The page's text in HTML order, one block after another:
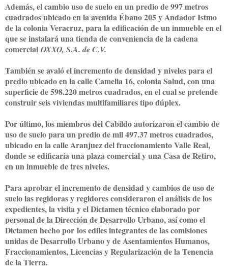
Además, el cambio uso de suelo en un predio de 997 metros
cuadrados ubicado en la avenida Ébano 205 y Andador Istmo
de la colonia Veracruz, para la edificación de un inmueble en el
que se instalará una tienda de conveniencia de la cadena
comercial OXXO, S.A. de C.V.
También se avaló el incremento de densidad y niveles para el
predio ubicado en la calle Camelia 16, colonia Salud, con una
superficie de 598.220 metros cuadrados, en el cual se pretende
construir seis viviendas multifamiliares tipo dúplex.
Por último, los miembros del Cabildo autorizaron el cambio de
uso de suelo para un predio de mil 497.37 metros cuadrados,
ubicado en la calle Aranjuez del fraccionamiento Valle Real,
donde se edificaría una plaza comercial y una Casa de Retiro,
en un inmueble de tres niveles.
Para aprobar el incremento de densidad y cambios de uso de
suelo las regidoras y regidores consideraron el análisis de los
expedientes, la visita y el Dictamen técnico elaborado por
personal de la Dirección de Desarrollo Urbano, así como el
Dictamen hecho por los ediles integrantes de las comisiones
unidas de Desarrollo Urbano y de Asentamientos Humanos,
Fraccionamientos, Licencias y Regularización de la Tenencia
de la Tierra.